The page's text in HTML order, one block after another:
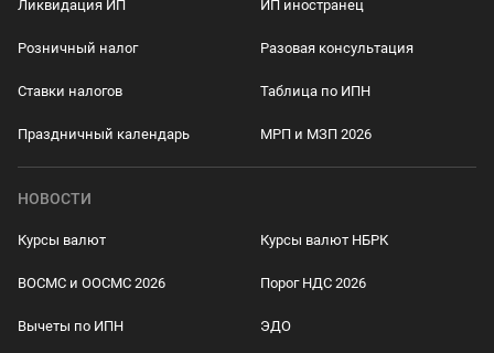
Ликвидация ИП ИП иностранец
Розничный налог Разовая консультация
Ставки налогов Таблица по ИПН
Праздничный календарь МРП и МЗП 2026
НОВОСТИ
Курсы валют Курсы валют НБРК
ВОСМС и ООСМС 2026 Порог НДС 2026
Вычеты по ИПН ЭДО